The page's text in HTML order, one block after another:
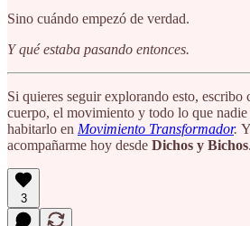
Sino cuándo empezó de verdad.
Y qué estaba pasando entonces.
Si quieres seguir explorando esto, escribo
cuerpo, el movimiento y todo lo que nadie
habitarlo en Movimiento Transformador.
acompañarme hoy desde Dichos y Bichos.
3